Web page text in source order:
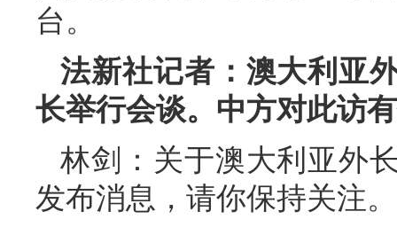
台。
法新社记者：澳大利亚
长举行会谈。中方对此访
林剑：关于澳大利亚外
发布消息，请你保持关注。